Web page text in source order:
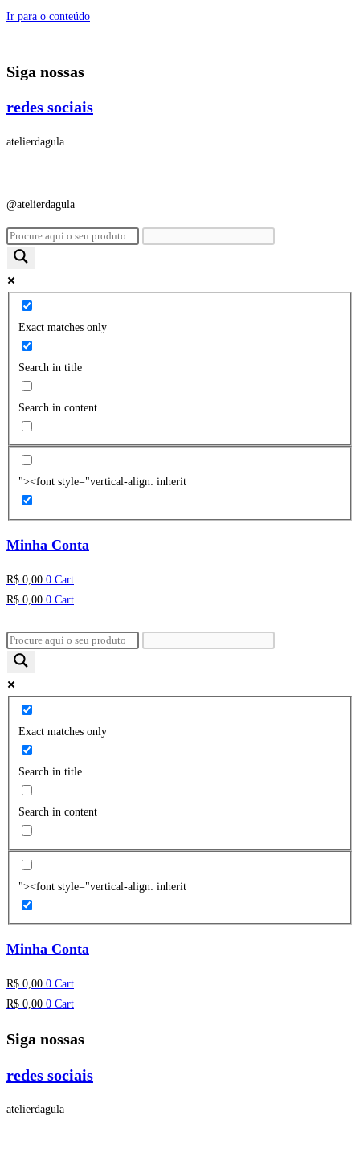
Ir para o conteúdo
Siga nossas
redes sociais
atelierdagula
@atelierdagula
Exact matches only
Search in title
Search in content
"><font style="vertical-align: inherit
Minha Conta
R$ 0,00 0 Cart
R$ 0,00 0 Cart
Exact matches only
Search in title
Search in content
"><font style="vertical-align: inherit
Minha Conta
R$ 0,00 0 Cart
R$ 0,00 0 Cart
Siga nossas
redes sociais
atelierdagula